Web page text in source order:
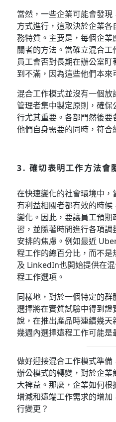
當然，一些企業可能會發
方式進行，這取決於企業
務特質。主要是，每個企
關者的方法。當確立混合
員工會否對長期在辦公室
到不滿，因為這些他們本來
混合工作模式並沒有一個
管理者集中製定原則，確
行尤其重要。各部門然後
他們自身需要的同時，符合
3. 確切表明工作方法會
在快速變化的社會環境中
有利益相關者都有效的時
變化。因此，要讓員工預
習，並隨著時間進行各項
安排的焦慮。例如最近
程工作的總百分比，而不
及 LinkedIn也開始提供在
程工作選項。
同樣地，對於一個特定的
選擇將在實質試驗中得到
說，在推出產品時連續幾
幾週內選擇遠程工作可能是
做好迎接混合工作模式準
辦公模式的轉變，對於企
大裨益。那麼，企業如何
增減和遠端工作需求的增
行變更？